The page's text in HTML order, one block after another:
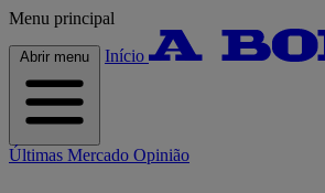
Menu principal
Abrir menu Início
Últimas Mercado Opinião